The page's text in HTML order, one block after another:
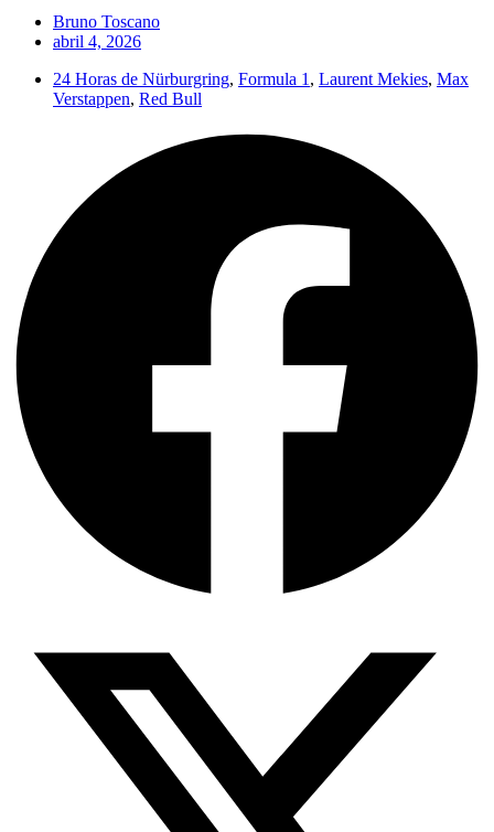
Bruno Toscano
abril 4, 2026
24 Horas de Nürburgring, Formula 1 , Laurent Mekies, Max
Verstappen, Red Bull